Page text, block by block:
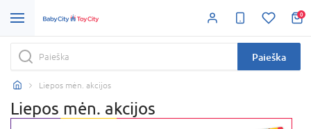
0
Paieška
Liepos mėn. akcijos
Liepos mėn. akcijos